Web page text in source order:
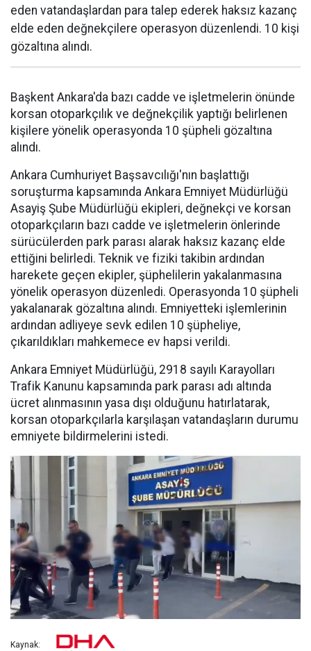
eden vatandaşlardan para talep ederek haksız kazanç
elde eden değnekçilere operasyon düzenlendi. 10 kişi
gözaltına alındı.
Başkent Ankara'da bazı cadde ve işletmelerin önünde
korsan otoparkçılık ve değnekçilik yaptığı belirlenen
kişilere yönelik operasyonda 10 şüpheli gözaltına
alındı.
Ankara Cumhuriyet Başsavcılığı'nın başlattığı
soruşturma kapsamında Ankara Emniyet Müdürlüğü
Asayiş Şube Müdürlüğü ekipleri, değnekçi ve korsan
otoparkçıların bazı cadde ve işletmelerin önlerinde
sürücülerden park parası alarak haksız kazanç elde
ettiğini belirledi. Teknik ve fiziki takibin ardından
harekete geçen ekipler, şüphelilerin yakalanmasına
yönelik operasyon düzenledi. Operasyonda 10 şüpheli
yakalanarak gözaltına alındı. Emniyetteki işlemlerinin
ardından adliyeye sevk edilen 10 şüpheliye,
çıkarıldıkları mahkemece ev hapsi verildi.
Ankara Emniyet Müdürlüğü, 2918 sayılı Karayolları
Trafik Kanunu kapsamında park parası adı altında
ücret alınmasının yasa dışı olduğunu hatırlatarak,
korsan otoparkçılarla karşılaşan vatandaşların durumu
emniyete bildirmelerini istedi.
Kaynak: